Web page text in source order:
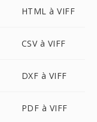
HTML à VIFF
CSV à VIFF
DXF à VIFF
PDF à VIFF